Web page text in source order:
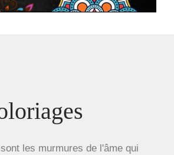
les murmures de l'âme qui